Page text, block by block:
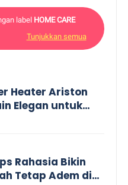
label HOME CARE
Tunjukkan semua
Heater Ariston
Elegan untuk
Rahasia Bikin
Tetap Adem di